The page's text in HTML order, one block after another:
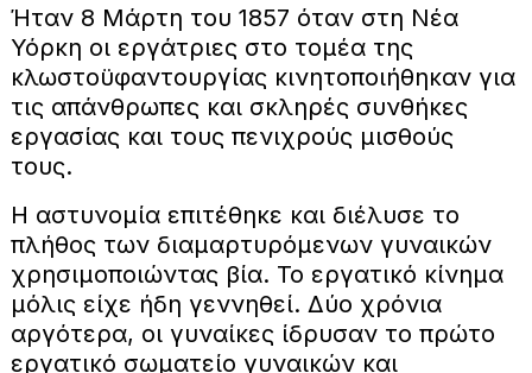
Ήταν 8 Μάρτη του 1857 όταν στη Νέα
Υόρκη οι εργάτριες στο τομέα της
κλωστοϋφαντουργίας κινητοποιήθηκαν για
τις απάνθρωπες και σκληρές συνθήκες
εργασίας και τους πενιχρούς μισθούς
τους.
Η αστυνομία επιτέθηκε και διέλυσε το
πλήθος των διαμαρτυρόμενων γυναικών
χρησιμοποιώντας βία. Το εργατικό κίνημα
μόλις είχε ήδη γεννηθεί. Δύο χρόνια
αργότερα, οι γυναίκες ίδρυσαν το πρώτο
εργατικό σωματείο γυναικών και